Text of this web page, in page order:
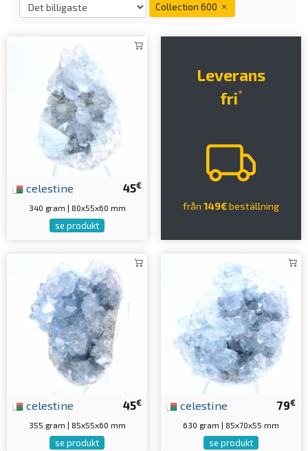
Collection 600
45€
celestine
340 gram | 80x55x60 mm
se produkt
Leverans
fri*
från 149€beställning
45€
celestine
355 gram | 85x55x60 mm
se produkt
79€
celestine
630 gram | 85x70x55 mm
se produkt